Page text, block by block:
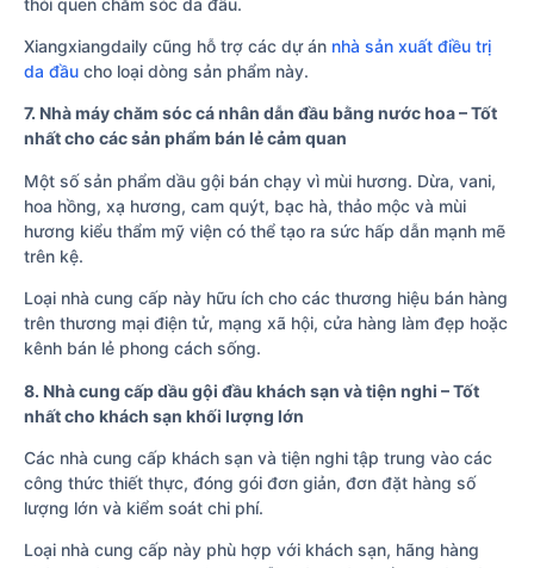
Xiangxiangdaily cũng hỗ trợ các dự án nhà sản xuất điều trị
da đầu cho loại dòng sản phẩm này.
7. Nhà máy chăm sóc cá nhân dẫn đầu bằng nước hoa – Tốt
nhất cho các sản phẩm bán lẻ cảm quan
Một số sản phẩm dầu gội bán chạy vì mùi hương. Dừa, vani,
hoa hồng, xạ hương, cam quýt, bạc hà, thảo mộc và mùi
hương kiểu thẩm mỹ viện có thể tạo ra sức hấp dẫn mạnh mẽ
trên kệ.
Loại nhà cung cấp này hữu ích cho các thương hiệu bán hàng
trên thương mại điện tử, mạng xã hội, cửa hàng làm đẹp hoặc
kênh bán lẻ phong cách sống.
8. Nhà cung cấp dầu gội đầu khách sạn và tiện nghi – Tốt
nhất cho khách sạn khối lượng lớn
Các nhà cung cấp khách sạn và tiện nghi tập trung vào các
công thức thiết thực, đóng gói đơn giản, đơn đặt hàng số
lượng lớn và kiểm soát chi phí.
Loại nhà cung cấp này phù hợp với khách sạn, hãng hàng